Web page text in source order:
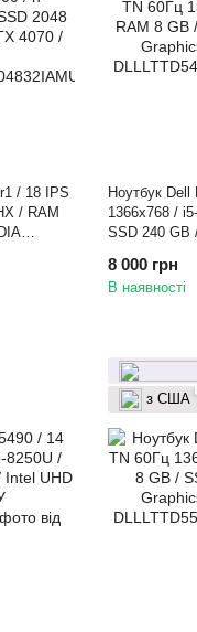
/ 18 IPS
/ RAM
Ноутбук
1366x768 /
SSD 240 GB
8 000 грн
В наявності
з США